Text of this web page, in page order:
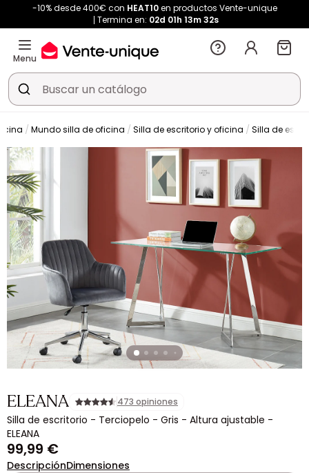
-10% desde 400€ con HEAT10en productos Vente-unique
Termina en: 02d 01h 13m 31s
Menu
Mundo silla de oficina Silla de escritorio y oficina Silla de
ELEANA 473 opiniones
Silla de escritorio - Terciopelo - Gris - Altura ajustable -
ELEANA
99,99 €
DescripciónDimensiones